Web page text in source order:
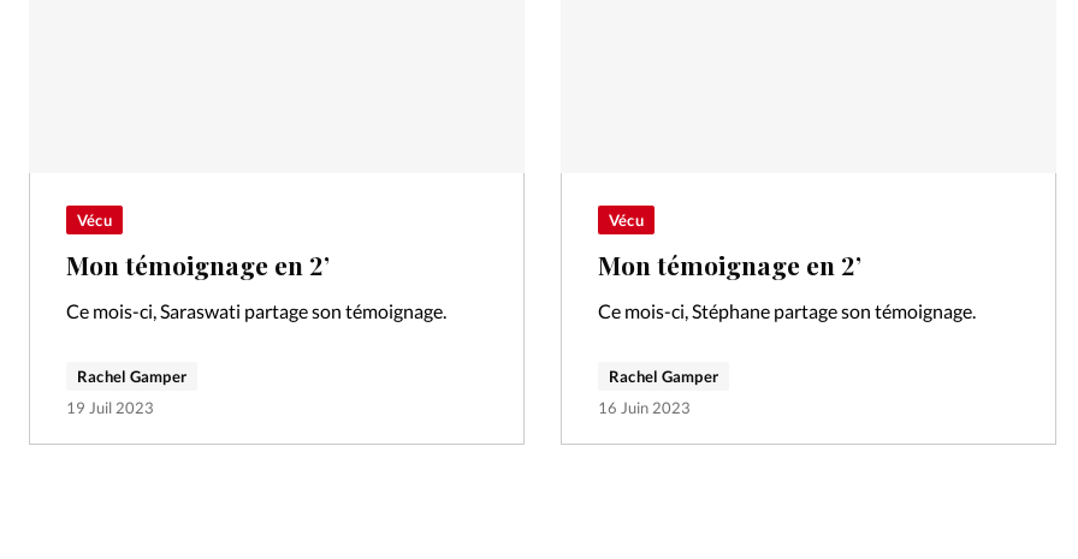
Vécu
Mon témoignage en 2’
Ce mois-ci, Saraswati partage son témoignage.
Rachel Gamper
19 Juil 2023
Vécu
Mon témoignage en 2’
Ce mois-ci, Stéphane partage son témoignage.
Rachel Gamper
16 Juin 2023